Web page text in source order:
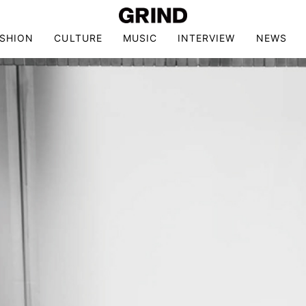
CULTURE MUSIC INTERVIEW NEWS